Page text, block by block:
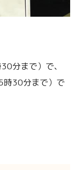
分まで）で、
時30分まで）で